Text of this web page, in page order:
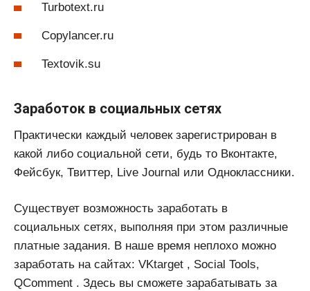
Turbotext.ru
Copylancer.ru
Textovik.su
Заработок в социальных сетях
Практически каждый человек зарегистрирован в
какой либо социальной сети, будь то Вконтакте,
Фейсбук, Твиттер, Live Journal или Одноклассники.
Существует возможность заработать в
социальных сетях, выполняя при этом различные
платные задания. В наше время неплохо можно
заработать на сайтах: VKtarget , Social Tools,
QComment . Здесь вы сможете зарабатывать за